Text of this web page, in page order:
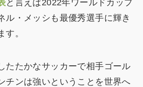
と言えば2022年ワールドカップ
ル・メッシも最優秀選手に輝き
す。
たたかなサッカーで相手ゴール
チンは強いということを世界へ